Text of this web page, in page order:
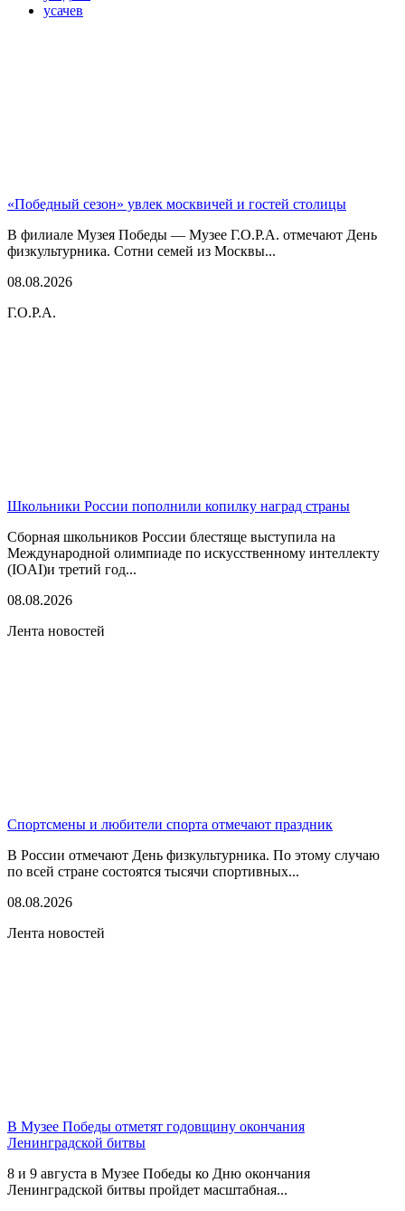
усачев
«Победный сезон» увлек москвичей и гостей столицы
В филиале Музея Победы — Музее Г.О.Р.А. отмечают День
физкультурника. Сотни семей из Москвы...
08.08.2026
Г.О.Р.А.
Школьники России пополнили копилку наград страны
Сборная школьников России блестяще выступила на
Международной олимпиаде по искусственному интеллекту
(IOAI)и третий год...
08.08.2026
Лента новостей
Спортсмены и любители спорта отмечают праздник
В России отмечают День физкультурника. По этому случаю
по всей стране состоятся тысячи спортивных...
08.08.2026
Лента новостей
В Музее Победы отметят годовщину окончания
Ленинградской битвы
8 и 9 августа в Музее Победы ко Дню окончания
Ленинградской битвы пройдет масштабная...